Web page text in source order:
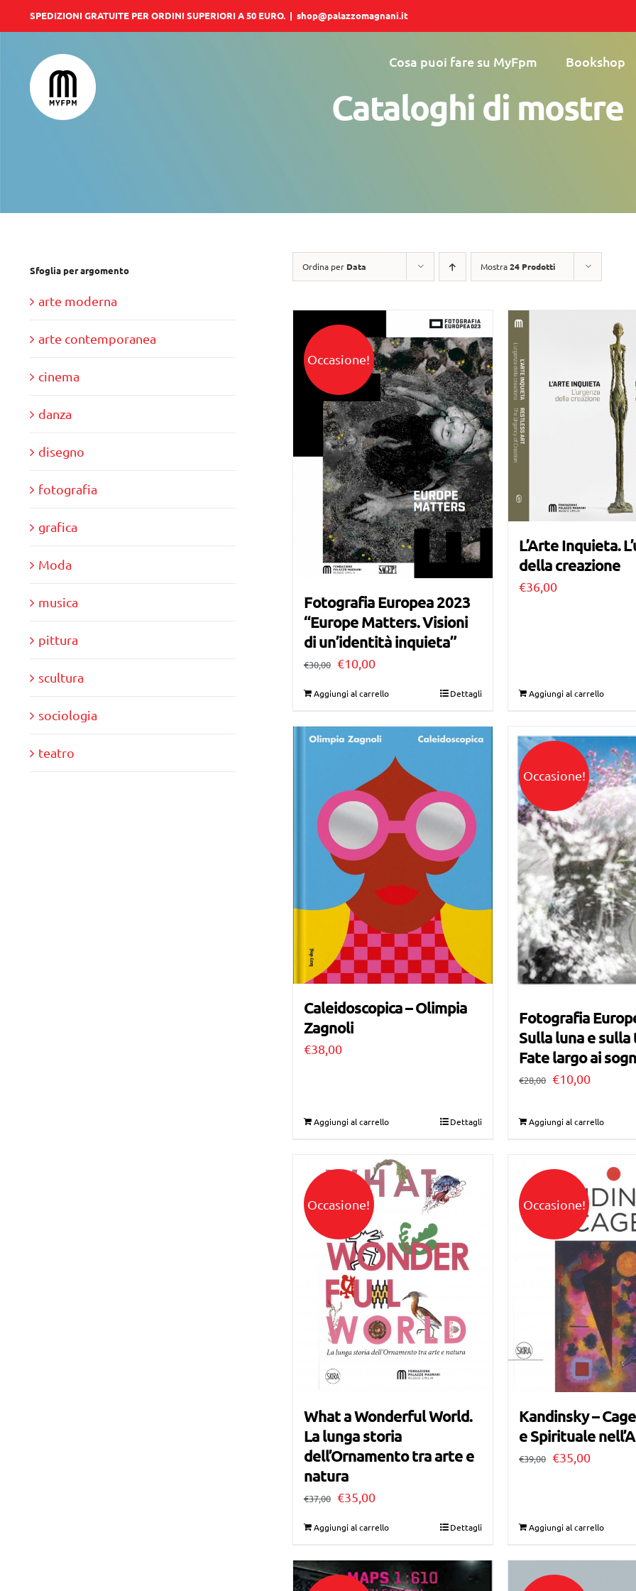
al
contenuto
SPEDIZIONI GRATUITE PER ORDINI SUPERIORI A 50 EURO. | shop@palazzomagnani.it
Cosa puoi fare su MyFpm Bookshop
Cataloghi di mostre
Ordina per Data Mostra24 Prodotti
Occasione!
Fotografia Europea 2023
“Europe Matters. Visioni
di un’identità inquieta”
€30,00 Il
era:
€10,00Il
è:
€10,00.
Aggiungi al carrello Dettagli
L’Arte Inquieta.
della creazione
€36,00
Aggiungi al carrello
Caleidoscopica – Olimpia
Zagnoli
€38,00
Aggiungi al carrello Dettagli
Occasione!
Fotografia
Sulla luna e
Fate largo ai
€28,00 Il
originale
€28,00.
€10,00Il
attuale
€10,00.
Aggiungi al carrello
Occasione!
What a Wonderful World.
La lunga storia
dell’Ornamento tra arte e
natura
€37,00 Il
era:
€37,00.
€35,00Il
è:
€35,00.
Aggiungi al carrello Dettagli
Occasione!
Kandinsky –
e Spirituale
€39,00 Il
era:
€35,00Il
è:
Aggiungi al carrello
Sfoglia per argomento
arte moderna
arte contemporanea
cinema
danza
disegno
fotografia
grafica
Moda
musica
pittura
scultura
sociologia
teatro